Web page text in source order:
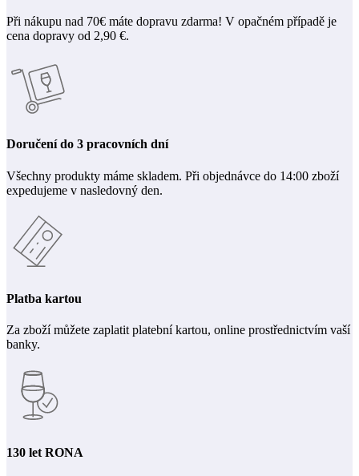
Při nákupu nad 70€ máte dopravu zdarma! V opačném případě je
cena dopravy od 2,90 €.
Doručení do 3 pracovních dní
Všechny produkty máme skladem. Při objednávce do 14:00 zboží
expedujeme v nasledovný den.
Platba kartou
Za zboží můžete zaplatit platební kartou, online prostřednictvím vaší
banky.
130 let RONA